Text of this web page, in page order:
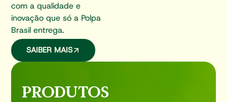
com a qualidade e
inovação que só a Polpa
Brasil entrega.
SAIBER MAIS
PRODUTOS